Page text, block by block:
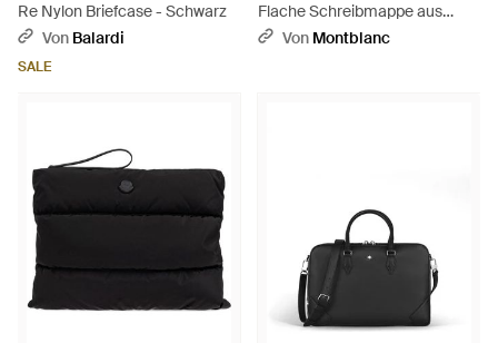
Re Nylon Briefcase - Schwarz
Von Balardi
SALE
Flache Schreibmappe aus
Sartorial Leder - Schwarz
Von Montblanc